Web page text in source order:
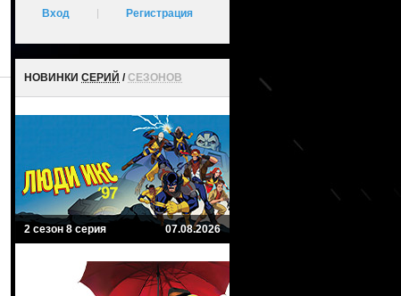
Вход Регистрация
НОВИНКИ СЕРИЙ /СЕЗОНОВ
2 сезон 8 серия 07.08.2026